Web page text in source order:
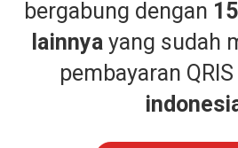
bergabung dengan
lainnya yang sudah
pembayaran QRIS